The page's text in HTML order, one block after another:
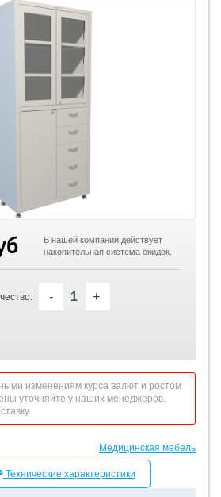
В нашей компании действует
накопительная система скидок.
- +
изменениям курса валют и ростом
уточняйте у наших менеджеров.
Медицинская мебель
Технические характеристики